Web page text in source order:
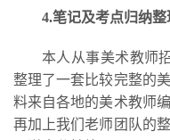
4.笔记及考点归纳整
本人从事美术教师
整理了一套比较完整的
料来自各地的美术教师
再加上我们老师团队的